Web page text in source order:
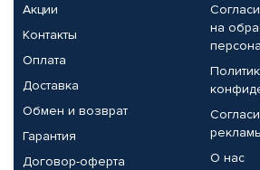
Акции
Контакты
Оплата
Доставка
Обмен и возврат
Гарантия
Договор-оферта
на
О нас